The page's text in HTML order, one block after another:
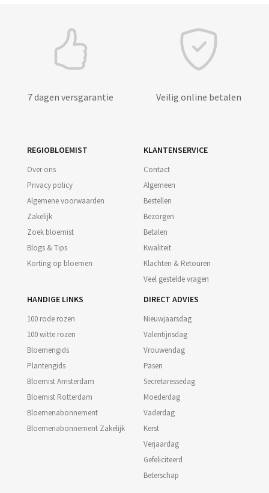
7 dagen versgarantie Veilig online betalen
REGIOBLOEMIST
Over ons
Privacy policy
Algemene voorwaarden
Zakelijk
Zoek bloemist
Blogs & Tips
Korting op bloemen
KLANTENSERVICE
Contact
Algemeen
Bestellen
Bezorgen
Betalen
Kwaliteit
Klachten & Retouren
Veel gestelde vragen
HANDIGE LINKS
100 rode rozen
100 witte rozen
Bloemengids
Plantengids
Bloemist Amsterdam
Bloemist Rotterdam
Bloemenabonnement
Bloemenabonnement Zakelijk
DIRECT ADVIES
Nieuwjaarsdag
Valentijnsdag
Vrouwendag
Pasen
Secretaressedag
Moederdag
Vaderdag
Kerst
Verjaardag
Gefeliciteerd
Beterschap